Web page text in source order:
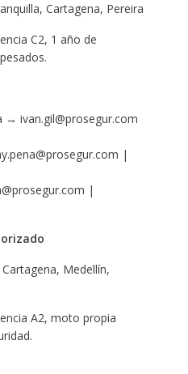
Cartagena, Pereira
C2, 1 año de
→ ivan.gil@prosegur.com
|
|
Medellín,
A2, moto propia